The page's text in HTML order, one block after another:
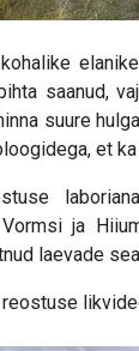
saanud,
suure
et
ja
laevade